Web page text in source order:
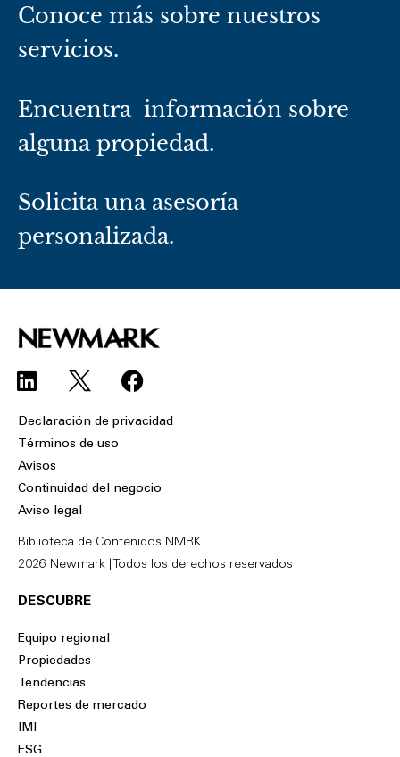
Conoce más sobre nuestros
servicios.
Encuentra información sobre
alguna propiedad.
Solicita una asesoría
personalizada.
L
i
n
k
e
d
i
F
a
c
o
o
Declaración de privacidad
Términos de uso
Avisos
Continuidad del negocio
Aviso legal
Biblioteca de Contenidos NMRK
2026 Newmark | Todos los derechos reservados
DESCUBRE
Equipo regional
Propiedades
Tendencias
Reportes de mercado
IMI
ESG